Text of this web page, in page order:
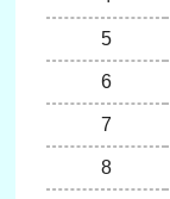
5
6
7
8